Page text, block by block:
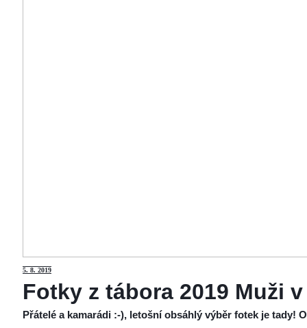
5. 8. 2019
Fotky z tábora 2019 Muži
Přátelé a kamarádi :-), letošní obsáhlý výběr fotek je tady!